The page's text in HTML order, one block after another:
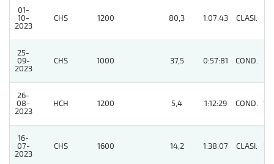
01-
10-
2023
CHS 1200 80,3 1:07:43 CLASI. 13
25-
09-
2023
CHS 1000 37,5 0:57:81 COND.
26-
08-
2023
HCH 1200 5,4 1:12:29 COND. 12
16-
07-
2023
CHS 1600 14,2 1:38:07 CLASI. 13